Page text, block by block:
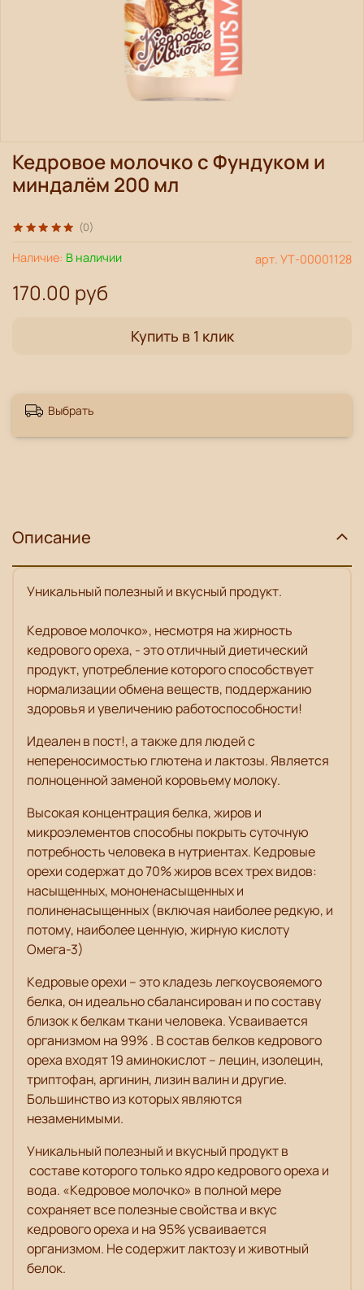
(0)
арт. УТ-00001128
Наличие: В наличии
Кедровое молочко с Фундуком и
миндалём 200 мл
170.00 руб
Купить в 1 клик
Выбрать
Описание
Уникальный полезный и вкусный продукт.
Кедровое молочко», несмотря на жирность
кедрового ореха, - это отличный диетический
продукт, употребление которого способствует
нормализации обмена веществ, поддержанию
здоровья и увеличению работоспособности!
Идеален в пост!, а также для людей с
непереносимостью глютена и лактозы. Является
полноценной заменой коровьему молоку.
Высокая концентрация белка, жиров и
микроэлементов способны покрыть суточную
потребность человека в нутриентах. Кедровые
орехи содержат до 70% жиров всех трех видов:
насыщенных, мононенасыщенных и
полиненасыщенных (включая наиболее редкую, и
потому, наиболее ценную, жирную кислоту
Омега-3)
Кедровые орехи – это кладезь легкоусвояемого
белка, он идеально сбалансирован и по составу
близок к белкам ткани человека. Усваивается
организмом на 99% . В состав белков кедрового
ореха входят 19 аминокислот – лецин, изолецин,
триптофан, аргинин, лизин валин и другие.
Большинство из которых являются
незаменимыми.
Уникальный полезный и вкусный продукт в
составе которого только ядро кедрового ореха и
вода. «Кедровое молочко» в полной мере
сохраняет все полезные свойства и вкус
кедрового ореха и на 95% усваивается
организмом. Не содержит лактозу и животный
белок.